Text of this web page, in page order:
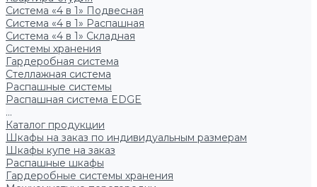
Система «4 в 1» Подвесная
Система «4 в 1» Распашная
Система «4 в 1» Складная
Системы хранения
Гардеробная система
Стеллажная система
Распашные системы
Распашная система EDGE
...
Каталог продукции
Шкафы на заказ по индивидуальным размерам
Шкафы купе на заказ
Распашные шкафы
Гардеробные системы хранения